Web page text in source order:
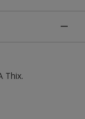
Thix.